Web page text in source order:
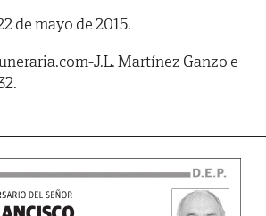
de mayo de 2015.
J.L. Martínez Ganzo e